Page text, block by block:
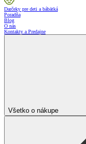
Darčeky pre deti a bábätká
Poradňa
Blog
O nás
Kontakty a Predajne
Všetko o nákupe